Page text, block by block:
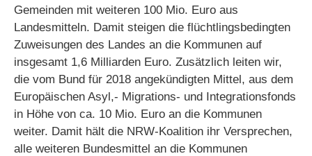
Gemeinden mit weiteren 100 Mio. Euro aus
Landesmitteln. Damit steigen die flüchtlingsbedingten
Zuweisungen des Landes an die Kommunen auf
insgesamt 1,6 Milliarden Euro. Zusätzlich leiten wir,
die vom Bund für 2018 angekündigten Mittel, aus dem
Europäischen Asyl,- Migrations- und Integrationsfonds
in Höhe von ca. 10 Mio. Euro an die Kommunen
weiter. Damit hält die NRW-Koalition ihr Versprechen,
alle weiteren Bundesmittel an die Kommunen